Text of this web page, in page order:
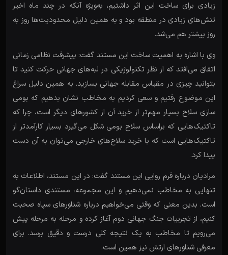
زیادی برای ساخت این اثر داشتیم، به‌ویژه آنکه در چند ماه اخیر
تنش‌های زیادی در منطقه بود و به همین دلیل محدودیت‌ها روز به
روز بیشتر هم می‌شد.
وی با اشاره به اهمیت ساخت این مستند گفت: پیشرفت نظامی زمانی
اتفاق می‌افتد که از نظر تکنولوژیکی در لبه‌های جهانی حرکت کنید تا
بتوانید چیزی در مقیاس مقابله جهانی بسازید. به همین دلیل سراغ
این موضوع رفتیم و سعی کردیم به مخاطب نشان بدهیم که بومی
سازی سلاح بسیار مهم‌تر از خرید آن از کشور‌های دیگر است، چرا که
تاکتیک‌هایی که براساس سلاح بومی شکل می‌گیرد بسیار کارآمدتر از
تاکتیک‌هایی است که با خرید سلاح‌های خارجی می‌توان به آن دست
پیدا کرد.
مرادیان درباره فرم روایی این مستند گفت: در این مستند، اطلاعات به
تنهایی به مخاطب نمی‌دهیم و این مجموعه، مستندی داستان‌گو
است. بدین معنی که وقتی می‌خواهیم درباره شناور‌های سپاه صحبت
کنیم، از تجربیات جنگ جهانی دوم آغاز کرده و مرحله به مرحله پیش
می‌رویم تا مخاطب به یک نتیجه کلی درست و دقیق برسد. برای
معرفی شناور‌های ارتش نیز همین است.